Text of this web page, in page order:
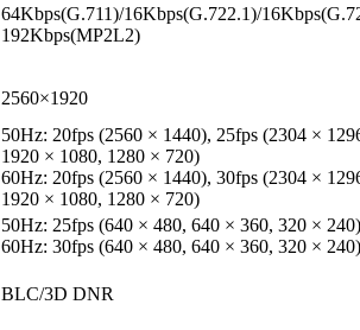
64Kbps(G.711)/16Kbps(G.722.1)/
192Kbps(MP2L2)
2560×1920
50Hz: 20fps (2560 × 1440), 25fps (2304 ×
1920 × 1080, 1280 × 720)
60Hz: 20fps (2560 × 1440), 30fps (2304 ×
1920 × 1080, 1280 × 720)
50Hz: 25fps (640 × 480, 640 × 360, 320 × 240)
60Hz: 30fps (640 × 480, 640 × 360, 320 × 240)
BLC/3D DNR